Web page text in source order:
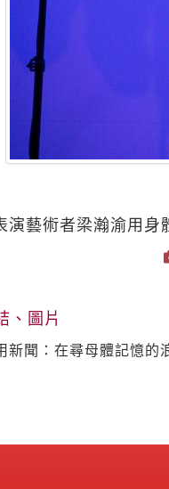
演藝術者梁瀚渝用身
、圖片
新聞：在尋母體記憶的